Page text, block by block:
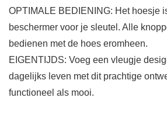
OPTIMALE BEDIENING: Het hoesje
beschermer voor je sleutel. Alle
bedienen met de hoes eromheen.
EIGENTIJDS: Voeg een vleugje
dagelijks leven met dit prachtige
functioneel als mooi.